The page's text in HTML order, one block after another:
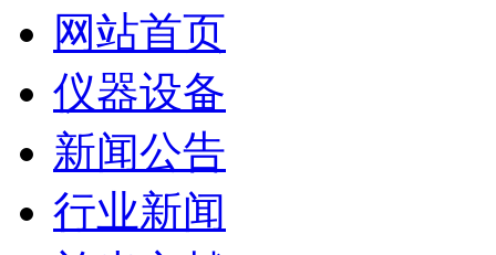
网站首页
仪器设备
新闻公告
行业新闻